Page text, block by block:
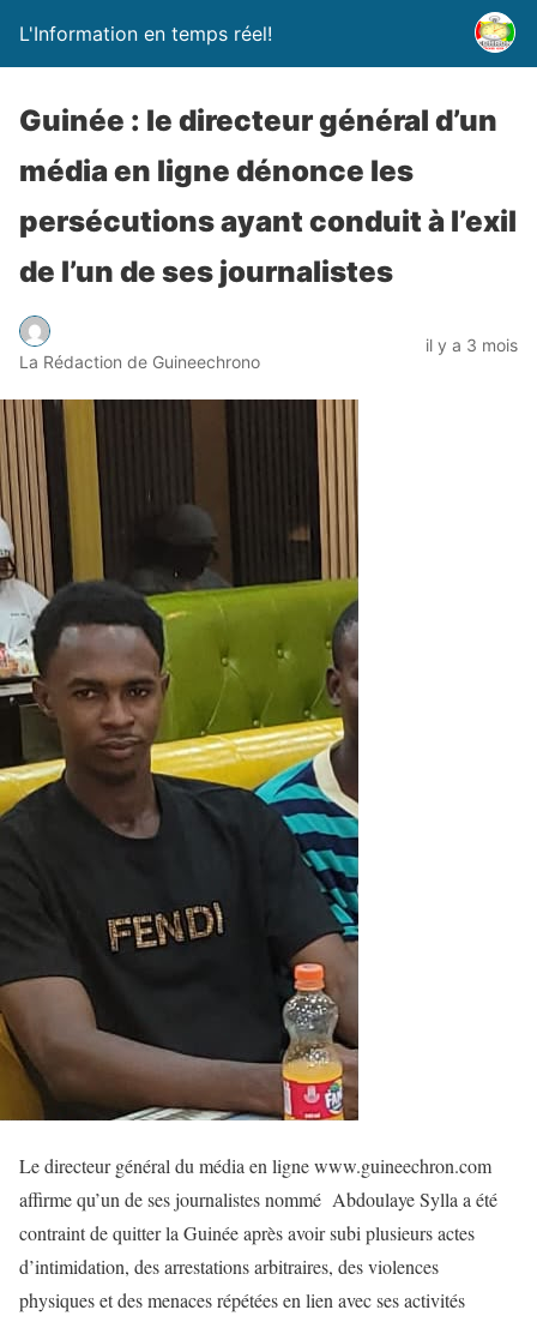
L'Information en temps réel!
Guinée : le directeur général d’un
média en ligne dénonce les
persécutions ayant conduit à l’exil
de l’un de ses journalistes
La Rédaction de Guineechrono
il y a 3 mois
Le directeur général du média en ligne www.guineechron.com
affirme qu’un de ses journalistes nommé Abdoulaye Sylla a été
contraint de quitter la Guinée après avoir subi plusieurs actes
d’intimidation, des arrestations arbitraires, des violences
physiques et des menaces répétées en lien avec ses activités